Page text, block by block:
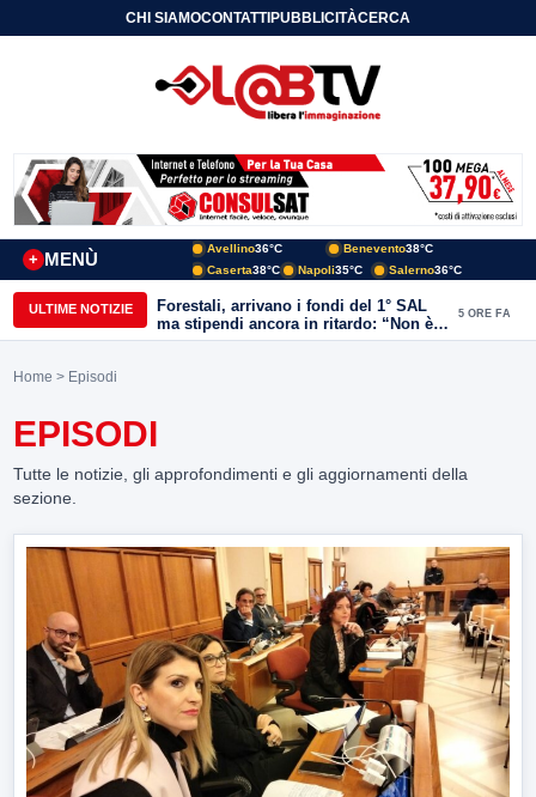
CHI SIAMOCONTATTIPUBBLICITÀCERCA
MENÙ
+
Avellino36°C Benevento38°C
Caserta38°C Napoli35°C Salerno36°C
ULTIME NOTIZIE
Forestali, arrivano i fondi del 1° SAL
ma stipendi ancora in ritardo: “Non è
più sostenibile”
5 ORE FA
Home > Episodi
EPISODI
Tutte le notizie, gli approfondimenti e gli aggiornamenti della
sezione.